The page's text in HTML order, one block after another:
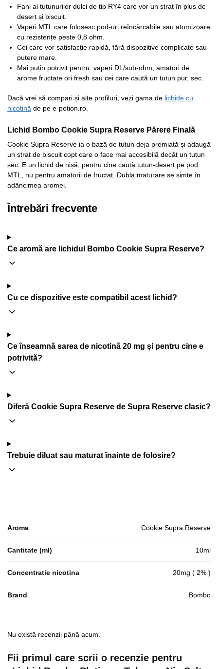
Fani ai tutunurilor dulci de tip RY4 care vor un strat în plus de
desert și biscuit.
Vaperi MTL care folosesc pod-uri reîncărcabile sau atomizoare
cu rezistențe peste 0,8 ohm.
Cei care vor satisfacție rapidă, fără dispozitive complicate sau
putere mare.
Mai puțin potrivit pentru: vaperi DL/sub-ohm, amatori de
arome fructate ori fresh sau cei care caută un tutun pur, sec.
Dacă vrei să compari și alte profiluri, vezi gama de lichide cu
nicotină de pe e-potion.ro.
Lichid Bombo Cookie Supra Reserve Părere Finală
Cookie Supra Reserve ia o bază de tutun deja premiată și adaugă
un strat de biscuit copt care o face mai accesibilă decât un tutun
sec. E un lichid de nișă, pentru cine caută tutun-desert pe pod
MTL, nu pentru amatorii de fructat. Dubla maturare se simte în
adâncimea aromei.
Întrebări frecvente
Ce aromă are lichidul Bombo Cookie Supra Reserve?
Cu ce dispozitive este compatibil acest lichid?
Ce înseamnă sarea de nicotină 20 mg și pentru cine e
potrivită?
Diferă Cookie Supra Reserve de Supra Reserve clasic?
Trebuie diluat sau maturat înainte de folosire?
Aroma Cookie Supra Reserve
Cantitate (ml) 10ml
Concentratie nicotina 20mg ( 2% )
Brand Bombo
Nu există recenzii până acum.
Fii primul care scrii o recenzie pentru